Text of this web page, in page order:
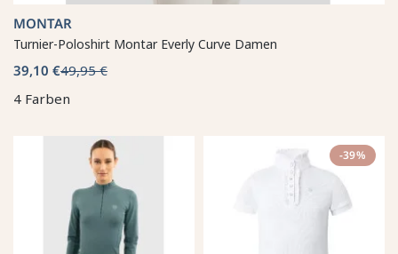
MONTAR
Turnier-Poloshirt Montar Everly Curve Damen
39,10 €49,95 €
4 Farben
-39%